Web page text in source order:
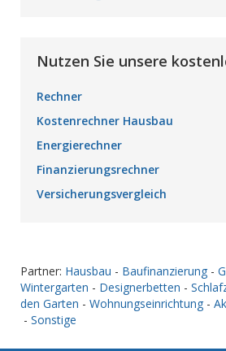
Nutzen Sie unsere
Rechner
Kostenrechner Hausbau
Energierechner
Finanzierungsrechner
Versicherungsvergleich
Partner: Hausbau - Baufinanzierung -
Wintergarten - Designerbetten -
den Garten - Wohnungseinrichtung -
- Sonstige